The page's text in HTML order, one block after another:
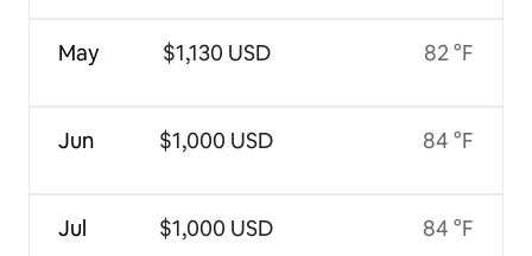
May
Jun
Jul
$1,130 USD
$1,000 USD
$1,000 USD
82 °F
84 °F
84 °F